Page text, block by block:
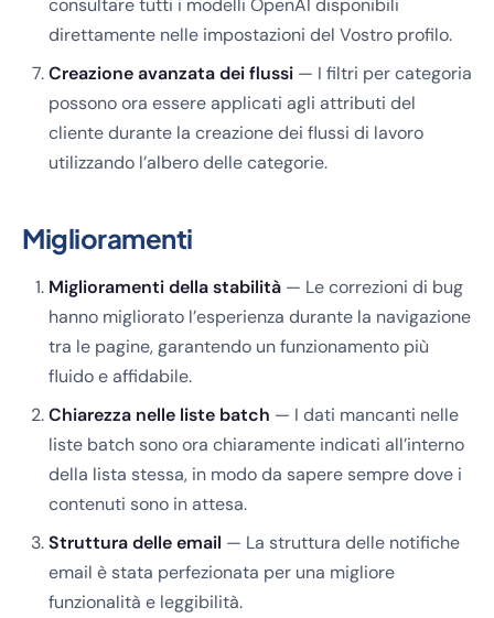
consultare tutti i modelli OpenAI disponibili
direttamente nelle impostazioni del Vostro profilo.
Creazione avanzata dei flussi — I filtri per categoria
possono ora essere applicati agli attributi del
cliente durante la creazione dei flussi di lavoro
utilizzando l’albero delle categorie.
Miglioramenti
Miglioramenti della stabilità — Le correzioni di bug
hanno migliorato l’esperienza durante la navigazione
tra le pagine, garantendo un funzionamento più
fluido e affidabile.
Chiarezza nelle liste batch — I dati mancanti nelle
liste batch sono ora chiaramente indicati all’interno
della lista stessa, in modo da sapere sempre dove i
contenuti sono in attesa.
Struttura delle email — La struttura delle notifiche
email è stata perfezionata per una migliore
funzionalità e leggibilità.